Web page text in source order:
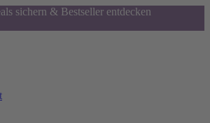
sichern & Bestseller entdecken